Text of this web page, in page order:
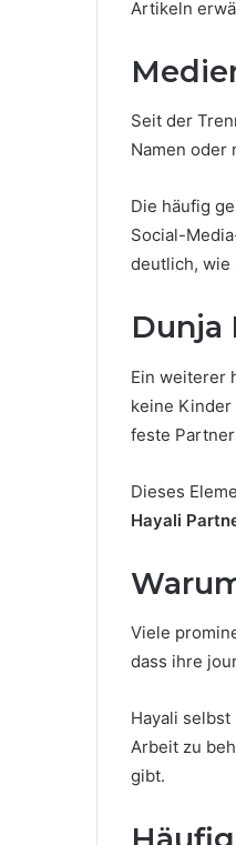
Artikeln
Seit der
Namen oder
Die häufig
Social-
deutlich, wie
Dunja
Ein weiterer
keine
feste
Dieses
Hayali
Viele
dass ihre
Hayali
Arbeit zu
gibt.